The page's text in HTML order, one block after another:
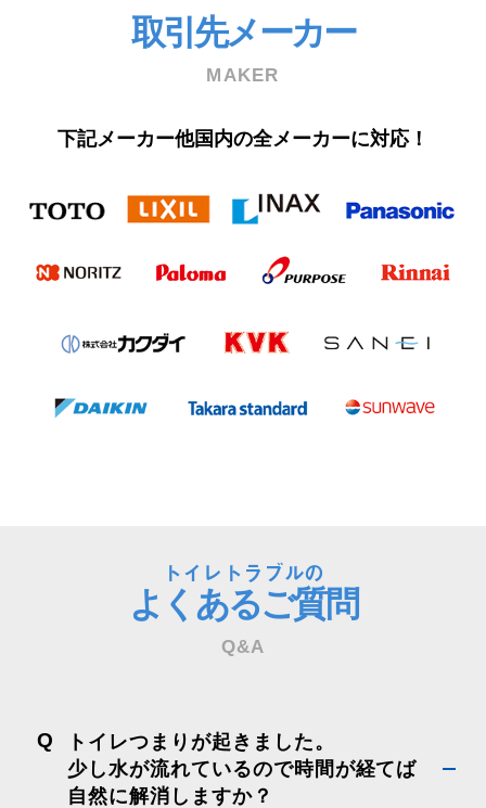
取引先メーカー
MAKER
下記メーカー他国内の全メーカーに対応！
トイレトラブルの
よくあるご質問
Q&A
Q
トイレつまりが起きました。
少し水が流れているので時間が経てば
自然に解消しますか？